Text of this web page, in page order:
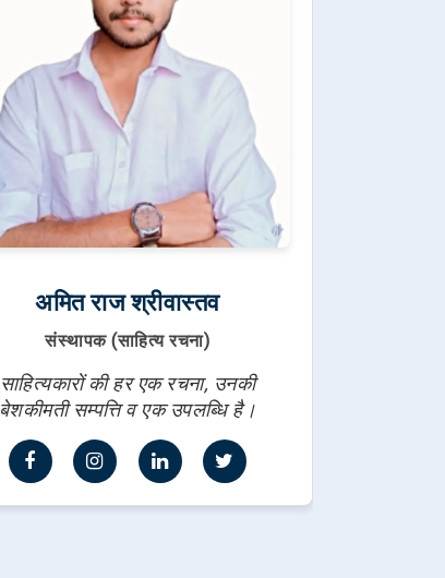
अमित राज श्रीवास्तव
संस्थापक (साहित्य रचना)
साहित्यकारों की हर एक रचना, उनकी
बेशकीमती सम्पत्ति व एक उपलब्धि है।